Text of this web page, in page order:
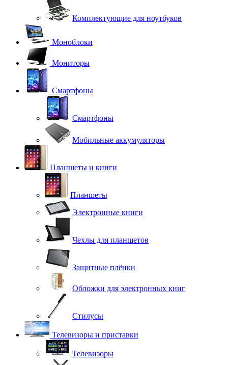
Комплектующие для ноутбуков
Моноблоки
Мониторы
Смартфоны
Смартфоны
Мобильные аккумуляторы
Планшеты и книги
Планшеты
Электронные книги
Чехлы для планшетов
Защитные плёнки
Обложки для электронных книг
Стилусы
Телевизоры и приставки
Телевизоры